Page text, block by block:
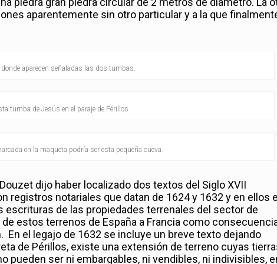
aparentemente sin otro particular y a la que
donde aparecen señaladas las dos tumbas.
tumba de Jesús en el paraje de Périllos
en la maqueta podría ser esta pequeña cueva.
dijo haber localizado dos textos del Siglo XVII
registros notariales que datan de 1624 y 1632 y en ellos el
escrituras de las propiedades terrenales del sector de
estos terrenos de España a Francia como
En el legajo de 1632 se incluye un breve texto dejando
de Périllos, existe una extensión de terreno cuyas
pueden ser ni embargables, ni vendibles, ni indivisibles,